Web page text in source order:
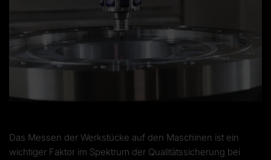
Das Messen der Werkstücke auf den Maschinen ist ein
wichtiger Faktor im Spektrum der Qualitätssicherung bei